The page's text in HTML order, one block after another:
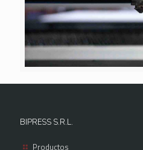
BIPRESS S.R.L.
Productos